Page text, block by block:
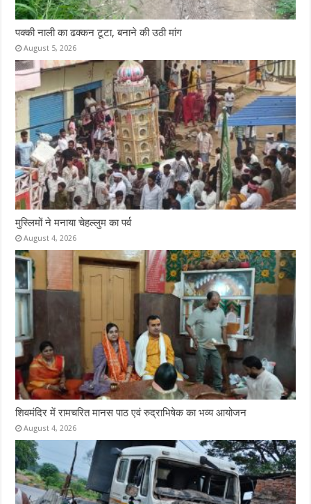
पक्की नाली का ढक्कन टूटा, बनाने की उठी मांग
August 5, 2026
मुस्लिमों ने मनाया चेहल्लुम का पर्व
August 4, 2026
शिवमंदिर में रामचरित मानस पाठ एवं रुद्राभिषेक का भव्य आयोजन
August 4, 2026